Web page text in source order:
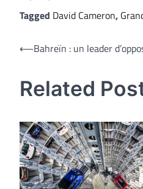
Tagged David Cameron,
Navigation
l’article
⟵Bahreïn : un leader
Related